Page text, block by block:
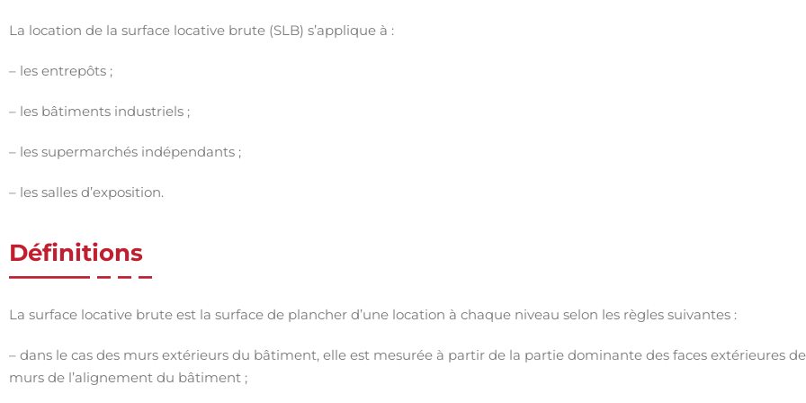
La location de la surface locative brute (SLB) s’applique à :
– les entrepôts ;
– les bâtiments industriels ;
– les supermarchés indépendants ;
– les salles d’exposition.
Définitions
La surface locative brute est la surface de plancher d’une location à chaque niveau selon les règles suivantes :
– dans le cas des murs extérieurs du bâtiment, elle est mesurée à partir de la partie dominante des faces extérieures
murs de l’alignement du bâtiment ;